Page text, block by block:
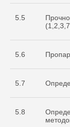
5.5
5.6
5.7
5.8